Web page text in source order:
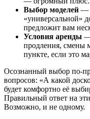
Выбор моделей —
«универсальной»
предложит вам
Условия аренды —
продления, смены
пункте, если это
Осознанный выбор по-
вопросов: «А какой
будет комфортно её
Правильный ответ на
Возможно, и не одному.